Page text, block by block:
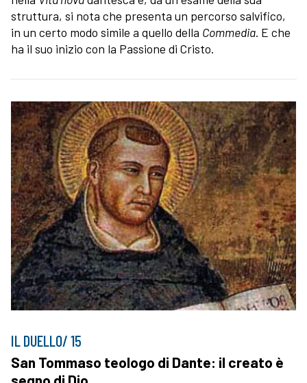
struttura, si nota che presenta un percorso salvifico,
in un certo modo simile a quello della Commedia. E che
ha il suo inizio con la Passione di Cristo.
IL DUELLO/ 15
San Tommaso teologo di Dante: il creato è